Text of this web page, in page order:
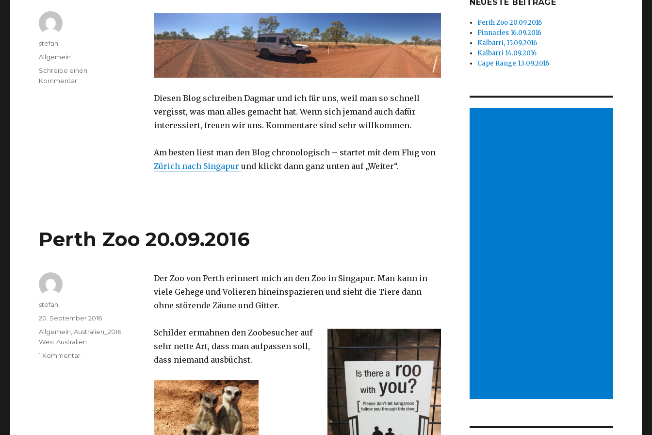
Diesen Blog schreiben Dagmar und ich für uns, weil man so schnell
vergisst, was man alles gemacht hat. Wenn sich jemand auch dafür
interessiert, freuen wir uns. Kommentare sind sehr willkommen.
Am besten liest man den Blog chronologisch – startet mit dem Flug von
Zürich nach Singapur und klickt dann ganz unten auf „Weiter“.
Autor
stefan
Kategorien
Allgemein
Schreibe einen
Kommentarzu
Perth Zoo 20.09.2016
Der Zoo von Perth erinnert mich an den Zoo in Singapur. Man kann in
viele Gehege und Volieren hineinspazieren und sieht die Tiere dann
ohne störende Zäune und Gitter.
Schilder ermahnen den Zoobesucher auf
sehr nette Art, dass man aufpassen soll,
dass niemand ausbüchst.
Autor
stefan
Veröffentlicht
am
20. September 2016
Kategorien
Allgemein,Australien_2016,
West Australien
1 Kommentarzu
NEUESTE BEITRÄGE
Perth Zoo 20.09.2016
Pinnacles 16.09.2016
Kalbarri, 15.09.2016
Kalbarri 14.09.2016
Cape Range 13.09.2016